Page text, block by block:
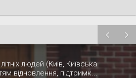
людей (Київ, Київська
відновлення, підтримк...